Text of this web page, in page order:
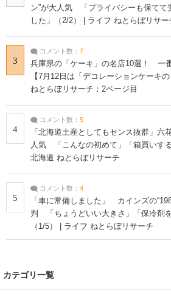
ン”が大人気 「プライバシーも保てて
した」（2/2） | ライフ ねとらぼリサー
3
コメント数： 7
兵庫県の「ケーキ」の名店10選！ 一
【7月12日は「デコレーションケーキ
ねとらぼリサーチ：2ページ目
4
コメント数： 5
「北海道土産としてもセンス抜群」六
人気 「こんなの初めて」「箱買いす
北海道 ねとらぼリサーチ
5
コメント数： 4
「車に常備しました」 カインズの
判 「ちょうどいい大きさ」「保冷剤
（1/5） | ライフ ねとらぼリサーチ
カテゴリ一覧